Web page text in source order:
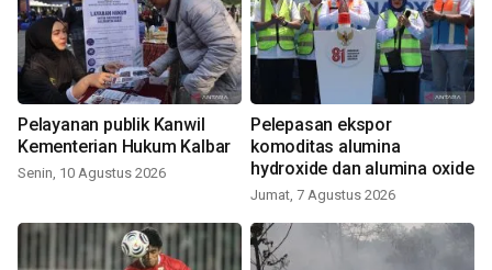
Pelayanan publik Kanwil
Kementerian Hukum Kalbar
Senin, 10 Agustus 2026
Pelepasan ekspor
komoditas alumina
hydroxide dan alumina oxide
Jumat, 7 Agustus 2026